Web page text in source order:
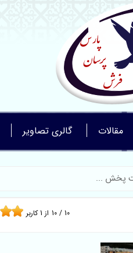
مقالات گالری تصاویر
پخش ...
10 / 10 از 1کاربر